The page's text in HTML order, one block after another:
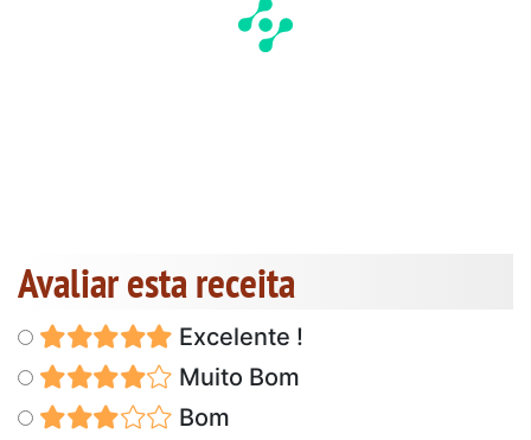
Avaliar esta receita
Excelente !
Muito Bom
Bom